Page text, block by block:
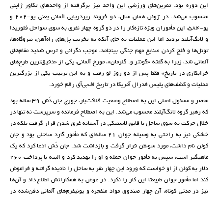
این دوره بود. تمرین‌های ورزشی این واحد نیز برگرفته از واحدهای تکاور ژاپنی
محسوب می‌شد. در ژوئن همان سال، دو فروند زیر‌دریایی آلمانی یعنی یو-۲۰۲ و
یو-۵۸۴، این مأموران ویژه تازه‌کار را در دو گروه چهار نفری به سوی سواحل فلوریدا
و لانگ‌آیلند بردند اما این عملیات به جای آنکه به تخریب پل‌های راه‌آهن، نیروگاه‌ها،
تونل‌ها و فلج کردن صنایع مهم جنگی بینجامد، موجب نگرانی و ترس شدید مقام‌های
آلمانی شد، زیرا به گفته «گونتر و. گلرمان»، مورخ آلمانی، یکی از «دقیق‌ترین طرح‌های
خرابکاری در تاریخ» فقط پس از دو روز لو رفت و به این ترتیب یکی از بزرگترین
عملیات و کشف‌های پلیس فدرال آمریکا در تاریخ اف‌بی‌آی رقم خورد.
مقصر و مسئول اصلی این به‌ اصطلاح وضعیت فلاکت‌بار، جورج جان دَش ۳۹ ساله بود
که رهبر گروه لانگ‌آیلند محسوب می‌شد. این به ‌اصطلاح فرمانده و سرپرست نه ‌تنها در
خلال حرکت به سوی ساحل با قایق لاستیکی در آستانه غرق شدن قرار گرفت بلکه در
خشکی نیز به راحتی به ‌وسیله جوان ۲۱ ساله‌ای که مأمور گارد ساحلی بود و جان
کولن نام داشت، مورد سوء‌ظن قرار گرفت و بازداشت شد. جان دَش ادعا کرد که یک
ماهیگیر است، سپس به مأمور جوان حمله و او را تهدید کرد و البته با پرداخت ۲۶۰
دلار به کولن از او خواست که ورود این چهار نفر به ساحل را نادیده گرفته و فراموش
کند اما مأمور جوان طبیعتا این کار را نکرد. در عوض به همکارانش اطلاع داد و آن‌ها
نیز در مدتی کوتاه، آن چهار صندوق مواد منفجره و یونیفرم‌های آلمانی دفن‌شده در